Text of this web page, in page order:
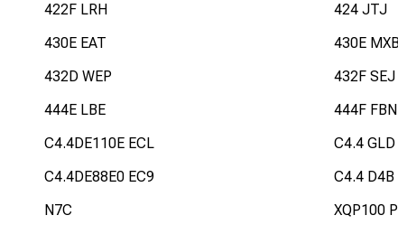
422F LRH
424 JTJ
430E EAT
430E MXB
432D WEP
432F SEJ
444E LBE
444F FBN
C4.4DE110E ECL
C4.4 GLD
C4.4DE88E0 EC9
C4.4 D4B
N7C
XQP100